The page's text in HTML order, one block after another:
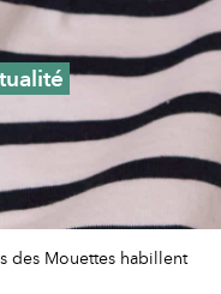
des Mouettes habillent